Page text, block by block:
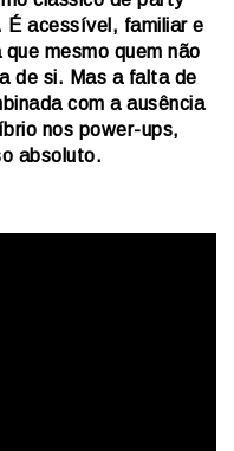
É acessível, familiar e
mesmo quem não
de si. Mas a falta de
com a ausência
nos power-ups,
absoluto.